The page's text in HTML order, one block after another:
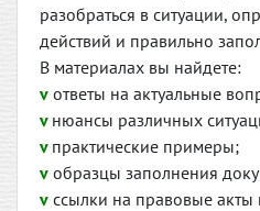
разобраться в ситуации,
действий и правильно
В материалах вы найдете:
v ответы на актуальные
v нюансы различных
v практические примеры;
v образцы заполнения
v ссылки на правовые акты